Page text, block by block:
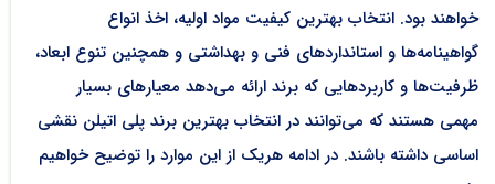
خواهند بود. انتخاب بهترین کیفیت مواد اولیه، اخذ انواع
گواهینامه‌ها و استانداردهای فنی و بهداشتی و همچنین تنوع ابعاد،
ظرفیت‌ها و کاربردهایی که برند ارائه می‌دهد معیارهای بسیار
مهمی هستند که می‌توانند در انتخاب بهترین برند پلی اتیلن نقشی
اساسی داشته باشند. در ادامه هریک از این موارد را توضیح خواهیم